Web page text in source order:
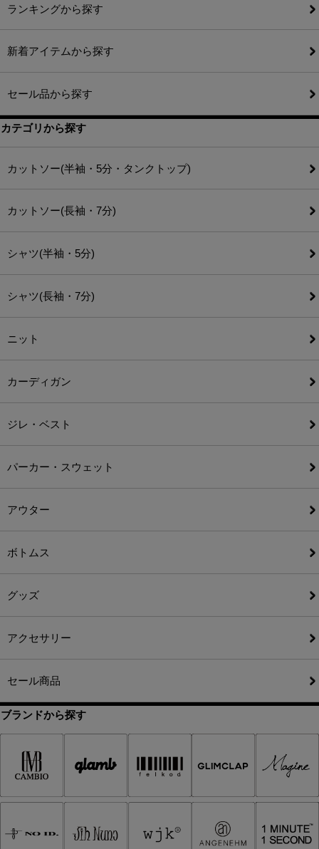
ランキングから探す
新着アイテムから探す
セール品から探す
カテゴリから探す
カットソー(半袖・5分・タンクトップ)
カットソー(長袖・7分)
シャツ(半袖・5分)
シャツ(長袖・7分)
ニット
カーディガン
ジレ・ベスト
パーカー・スウェット
アウター
ボトムス
グッズ
アクセサリー
セール商品
ブランドから探す